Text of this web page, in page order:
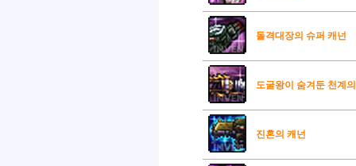
돌격대장의 슈퍼 캐넌
도굴왕이 숨겨둔 천계
진혼의 캐넌